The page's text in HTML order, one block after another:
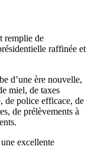
remplie de
raffinée et
d’une ère nouvelle,
miel, de taxes
de police efficace, de
de prélèvements à
excellente